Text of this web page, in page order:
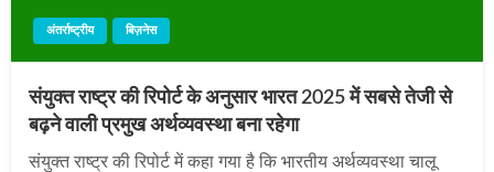
अंतर्राष्ट्रीय बिज़नेस
संयुक्त राष्ट्र की रिपोर्ट के अनुसार भारत 2025 में सबसे तेजी से
बढ़ने वाली प्रमुख अर्थव्यवस्था बना रहेगा
संयुक्‍त राष्‍ट्र की रिपोर्ट में कहा गया है कि भारतीय अर्थव्‍यवस्‍था चालू